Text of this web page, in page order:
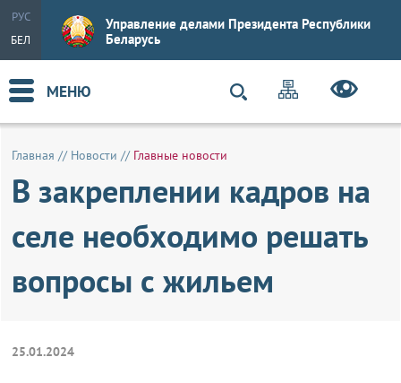
РУС
БЕЛ
Управление делами Президента Республики
Беларусь
МЕНЮ
Главная // Новости // Главные новости
В закреплении кадров на
селе необходимо решать
вопросы с жильем
25.01.2024